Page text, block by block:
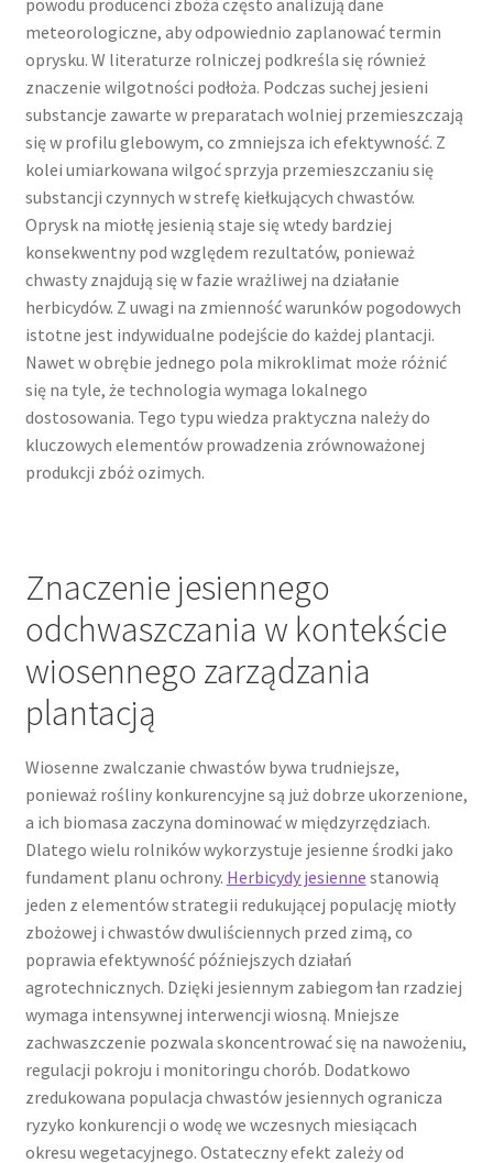
meteorologiczne, aby odpowiednio zaplanować termin
oprysku. W literaturze rolniczej podkreśla się również
znaczenie wilgotności podłoża. Podczas suchej jesieni
substancje zawarte w preparatach wolniej przemieszczają
się w profilu glebowym, co zmniejsza ich efektywność. Z
kolei umiarkowana wilgoć sprzyja przemieszczaniu się
substancji czynnych w strefę kiełkujących chwastów.
Oprysk na miotłę jesienią staje się wtedy bardziej
konsekwentny pod względem rezultatów, ponieważ
chwasty znajdują się w fazie wrażliwej na działanie
herbicydów. Z uwagi na zmienność warunków pogodowych
istotne jest indywidualne podejście do każdej plantacji.
Nawet w obrębie jednego pola mikroklimat może różnić
się na tyle, że technologia wymaga lokalnego
dostosowania. Tego typu wiedza praktyczna należy do
kluczowych elementów prowadzenia zrównoważonej
produkcji zbóż ozimych.
Znaczenie jesiennego
odchwaszczania w kontekście
wiosennego zarządzania
plantacją
Wiosenne zwalczanie chwastów bywa trudniejsze,
ponieważ rośliny konkurencyjne są już dobrze ukorzenione,
a ich biomasa zaczyna dominować w międzyrzędziach.
Dlatego wielu rolników wykorzystuje jesienne środki jako
fundament planu ochrony. Herbicydy jesienne stanowią
jeden z elementów strategii redukującej populację miotły
zbożowej i chwastów dwuliściennych przed zimą, co
poprawia efektywność późniejszych działań
agrotechnicznych. Dzięki jesiennym zabiegom łan rzadziej
wymaga intensywnej interwencji wiosną. Mniejsze
zachwaszczenie pozwala skoncentrować się na nawożeniu,
regulacji pokroju i monitoringu chorób. Dodatkowo
zredukowana populacja chwastów jesiennych ogranicza
ryzyko konkurencji o wodę we wczesnych miesiącach
okresu wegetacyjnego. Ostateczny efekt zależy od